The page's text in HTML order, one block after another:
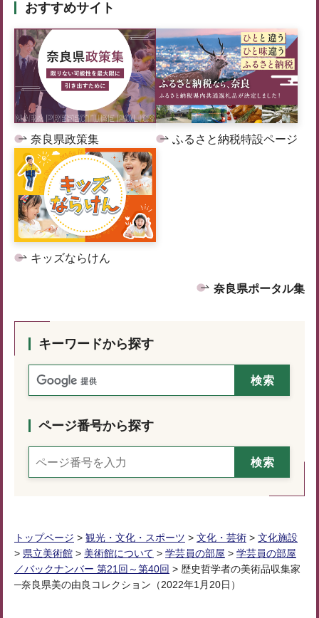
おすすめサイト
奈良県政策集 ふるさと納税特設ページ
キッズならけん
奈良県ポータル集
キーワードから探す
ページ番号から探す
トップページ > 観光・文化・スポーツ > 文化・芸術 > 文化施設
> 県立美術館 > 美術館について > 学芸員の部屋 > 学芸員の部屋
／バックナンバー 第21回～第40回 > 歴史哲学者の美術品収集家
─奈良県美の由良コレクション（2022年1月20日）